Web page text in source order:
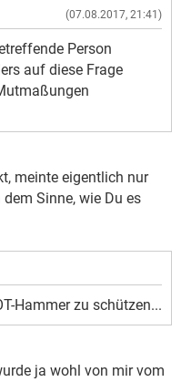
(07.08.2017, 21:41)
Person
auf diese Frage
meinte eigentlich nur
Sinne, wie Du es
Hammer zu schützen...
ja wohl von mir vom